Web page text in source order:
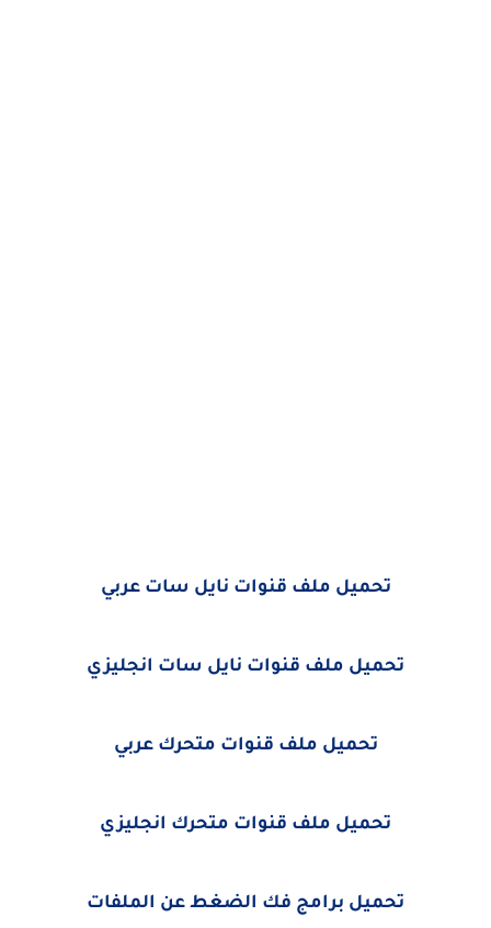
تحميل ملف قنوات نايل سات عربي
تحميل ملف قنوات نايل سات انجليزي
تحميل ملف قنوات متحرك عربي
تحميل ملف قنوات متحرك انجليزي
تحميل برامج فك الضغط عن الملفات